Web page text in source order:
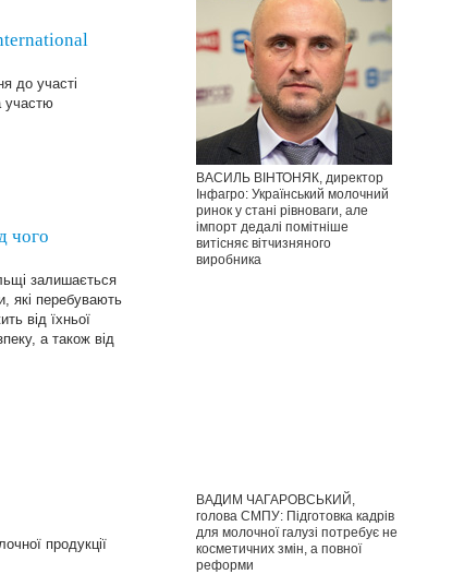
до участі
участю
чого
залишається
які перебувають
від їхньої
а також від
продукції
ВАСИЛЬ ВІНТОНЯК, директор
Інфагро: Український молочний
ринок у стані рівноваги, але
імпорт дедалі помітніше
витісняє вітчизняного
виробника
ВАДИМ ЧАГАРОВСЬКИЙ,
голова СМПУ: Підготовка кадрів
для молочної галузі потребує не
косметичних змін, а повної
реформи